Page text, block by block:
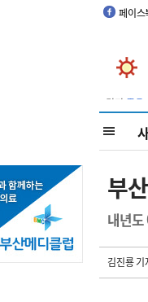
페이스
부
내년도
김진룡 기